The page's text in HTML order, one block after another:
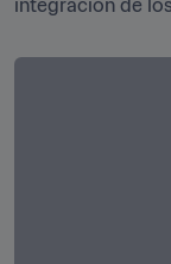
integración de